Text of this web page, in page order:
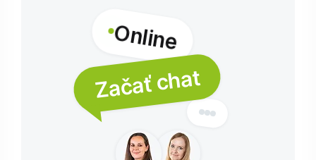
Online
Začať chat